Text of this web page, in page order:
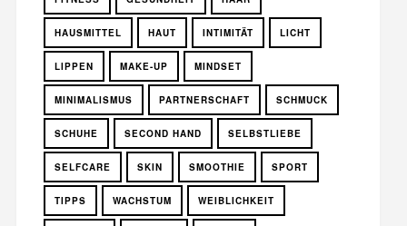
HAUSMITTEL HAUT INTIMITÄT LICHT
LIPPEN MAKE-UP MINDSET
MINIMALISMUS PARTNERSCHAFT SCHMUCK
SCHUHE SECOND HAND SELBSTLIEBE
SELFCARE SKIN SMOOTHIE SPORT
TIPPS WACHSTUM WEIBLICHKEIT